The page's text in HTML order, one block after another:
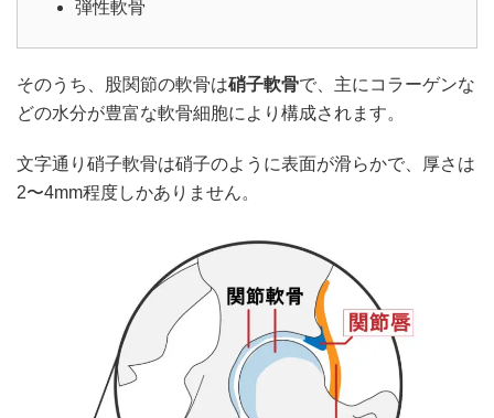
弾性軟骨
そのうち、股関節の軟骨は硝子軟骨で、主にコラーゲンな
どの水分が豊富な軟骨細胞により構成されます。
文字通り硝子軟骨は硝子のように表面が滑らかで、厚さは
2〜4mm程度しかありません。